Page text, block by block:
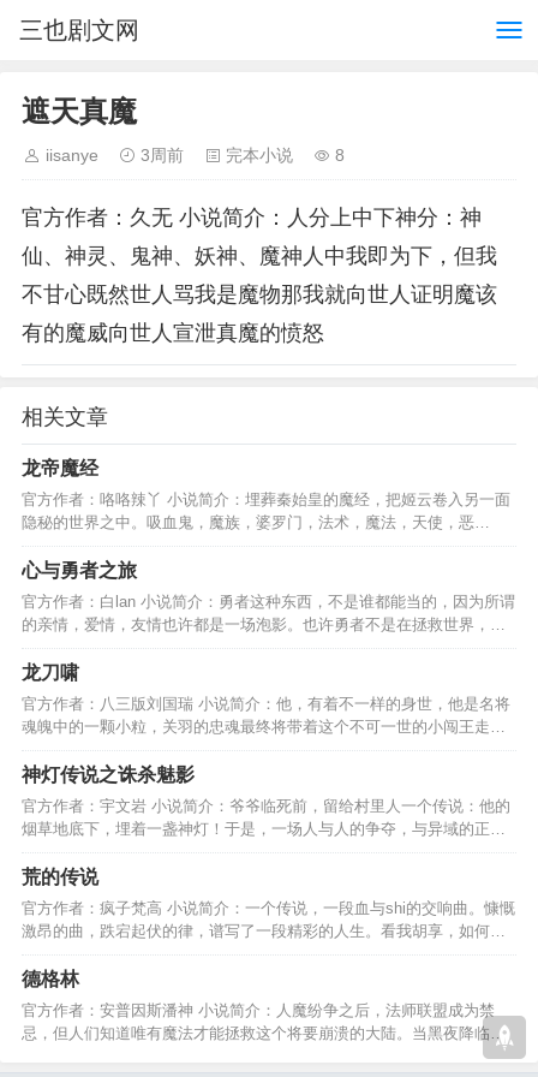
三也剧文网
遮天真魔
iisanye 3周前 完本小说 8
官方作者：久无 小说简介：人分上中下神分：神
仙、神灵、鬼神、妖神、魔神人中我即为下，但我
不甘心既然世人骂我是魔物那我就向世人证明魔该
有的魔威向世人宣泄真魔的愤怒
相关文章
龙帝魔经
官方作者：咯咯辣丫 小说简介：埋葬秦始皇的魔经，把姬云卷入另一面
隐秘的世界之中。吸血鬼，魔族，婆罗门，法术，魔法，天使，恶
魔……且看主角如何修仙！…
心与勇者之旅
官方作者：白lan 小说简介：勇者这种东西，不是谁都能当的，因为所谓
的亲情，爱情，友情也许都是一场泡影。也许勇者不是在拯救世界，而
是在伤害自己的心。…
龙刀啸
官方作者：八三版刘国瑞 小说简介：他，有着不一样的身世，他是名将
魂魄中的一颗小粒，关羽的忠魂最终将带着这个不可一世的小闯王走向
何方，大家拭目以待。…
神灯传说之诛杀魅影
官方作者：宇文岩 小说简介：爷爷临死前，留给村里人一个传说：他的
烟草地底下，埋着一盏神灯！于是，一场人与人的争夺，与异域的正邪
较量，一天天上演………
荒的传说
官方作者：疯子梵高 小说简介：一个传说，一段血与shi的交响曲。慷慨
激昂的曲，跌宕起伏的律，谱写了一段精彩的人生。看我胡享，如何弹
奏我自己的人生曲目。…
德格林
官方作者：安普因斯潘神 小说简介：人魔纷争之后，法师联盟成为禁
忌，但人们知道唯有魔法才能拯救这个将要崩溃的大陆。当黑夜降临，